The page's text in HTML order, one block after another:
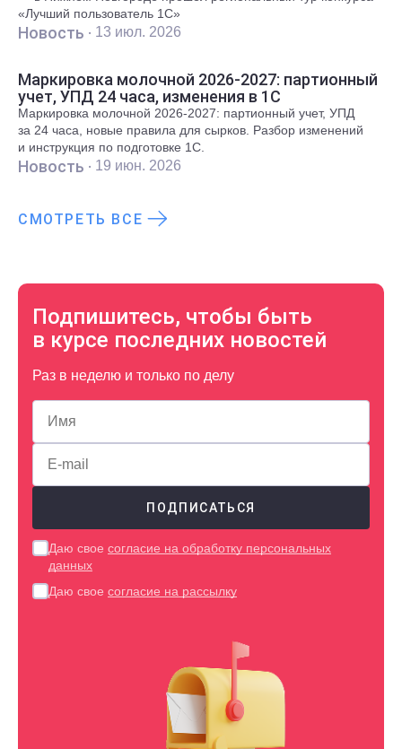
«Лучший пользователь 1С»
Новость · 13 июл. 2026
Маркировка молочной 2026-2027: партионный
учет, УПД 24 часа, изменения в 1С
Маркировка молочной 2026-2027: партионный учет, УПД
за 24 часа, новые правила для сырков. Разбор изменений
и инструкция по подготовке 1С.
Новость · 19 июн. 2026
СМОТРЕТЬ ВСЕ
Подпишитесь, чтобы быть
в курсе последних новостей
Раз в неделю и только по делу
Даю свое согласие на обработку персональных
данных
Даю свое согласие на рассылку